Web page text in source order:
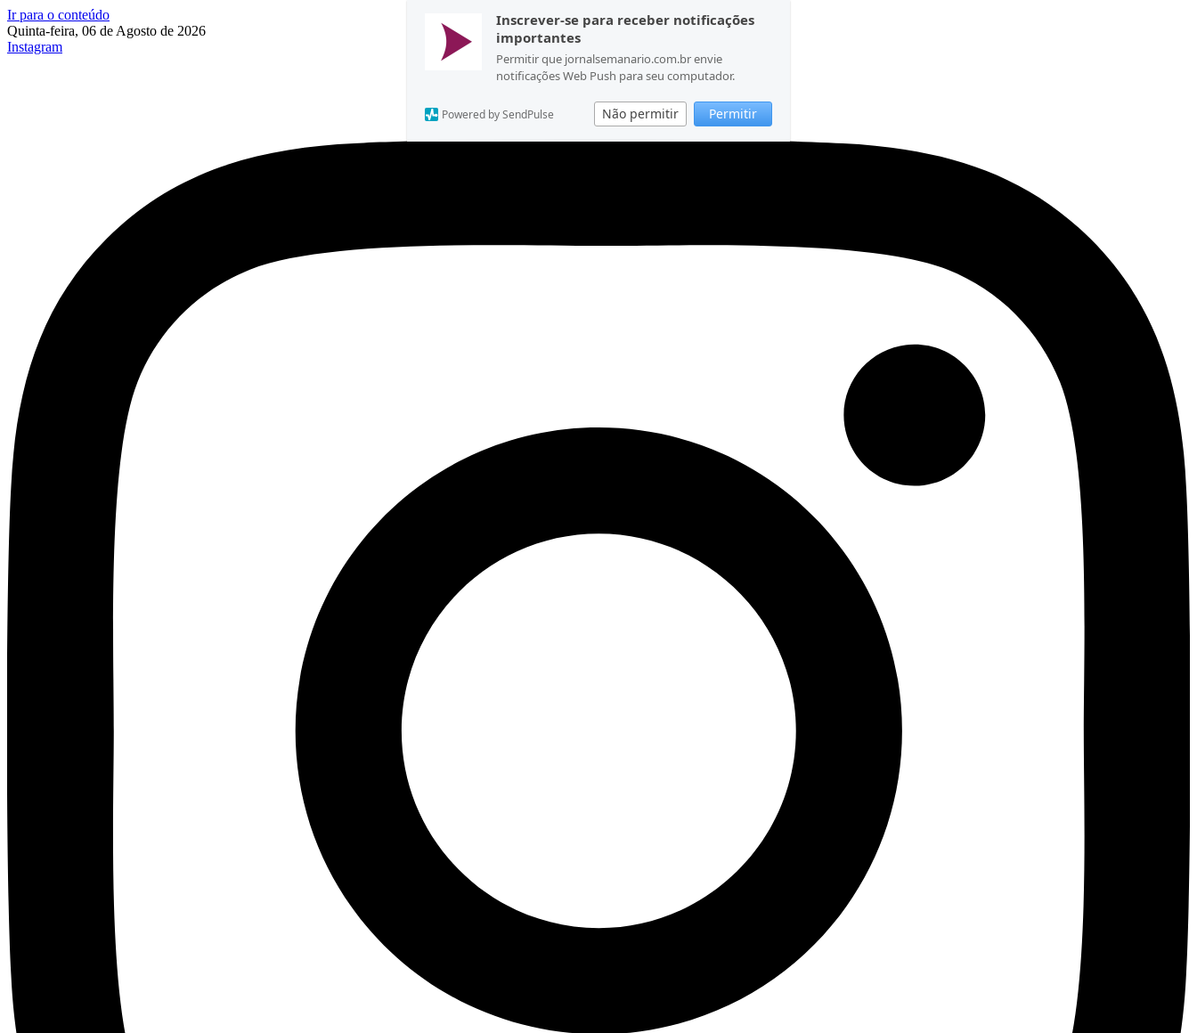
Inscrever-se para receber notificações
importantes
Permitir que jornalsemanario.com.br envie
notificações Web Push para seu computador.
Não permitir Permitir
Powered by SendPulse
Ir para o conteúdo
Quinta-feira, 06 de Agosto de 2026
Instagram